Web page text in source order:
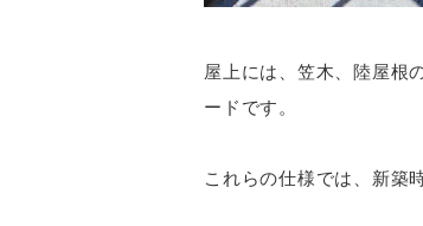
屋上には、笠木、陸屋根
ードです。
これらの仕様では、新築